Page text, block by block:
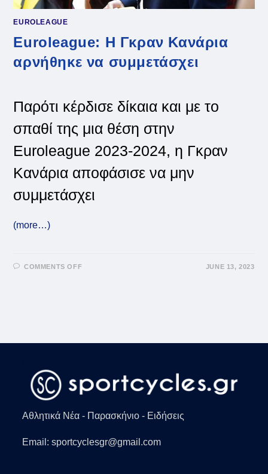
EUROLEAGUE
Euroleague: Η Γκραν Κανάρια
αρνήθηκε να συμμετάσχει
Παρότι κέρδισε δίκαια και με το
σπαθί της μια θέση στην
Euroleague 2023-2024, η Γκραν
Κανάρια αποφάσισε να μην
συμμετάσχει
(more…)
COMMENTS OFF JUNE 13, 2023
Αθλητικά Νέα - Παρασκήνιο - Ειδήσεις
Email: sportcyclesgr@gmail.com